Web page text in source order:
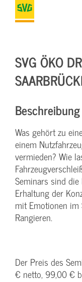
SVG ÖKO
Beschreibung
Was gehört zu
einem
vermieden? Wie
Seminars sind
Erhaltung der
mit Emotionen
Rangieren.
Der Preis des
€ netto, 99,00 €